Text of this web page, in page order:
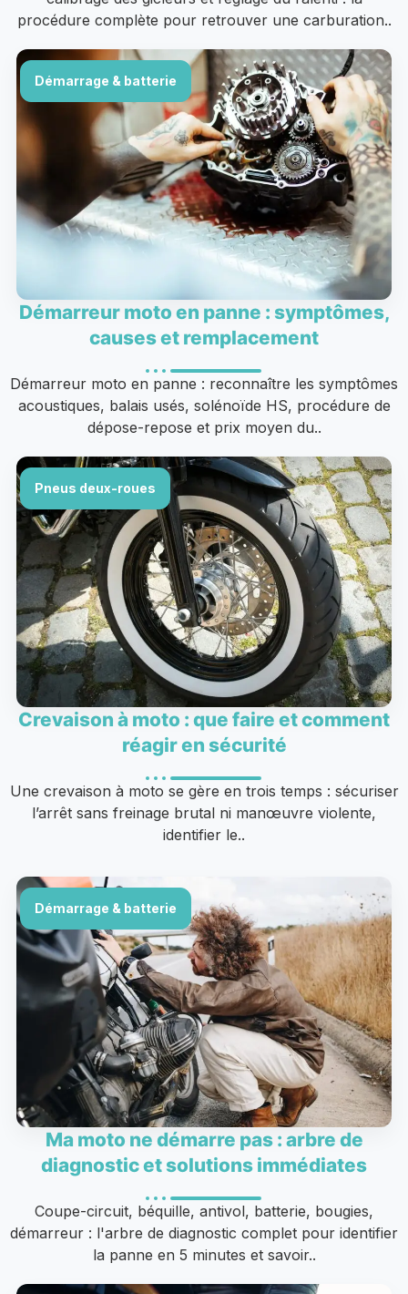
procédure complète pour retrouver une carburation..
Démarrage & batterie
Démarreur moto en panne : symptômes,
causes et remplacement
Démarreur moto en panne : reconnaître les symptômes
acoustiques, balais usés, solénoïde HS, procédure de
dépose-repose et prix moyen du..
Pneus deux-roues
Crevaison à moto : que faire et comment
réagir en sécurité
Une crevaison à moto se gère en trois temps : sécuriser
l’arrêt sans freinage brutal ni manœuvre violente,
identifier le..
Démarrage & batterie
Ma moto ne démarre pas : arbre de
diagnostic et solutions immédiates
Coupe-circuit, béquille, antivol, batterie, bougies,
démarreur : l'arbre de diagnostic complet pour identifier
la panne en 5 minutes et savoir..